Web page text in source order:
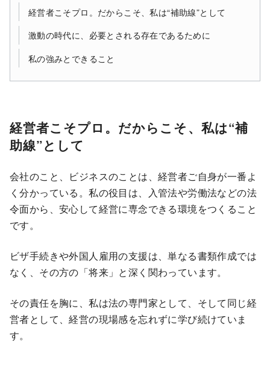
経営者こそプロ。だからこそ、私は“補助線”として
激動の時代に、必要とされる存在であるために
私の強みとできること
経営者こそプロ。だからこそ、私は“補
助線”として
会社のこと、ビジネスのことは、経営者ご自身が一番よ
く分かっている。私の役目は、入管法や労働法などの法
令面から、安心して経営に専念できる環境をつくること
です。
ビザ手続きや外国人雇用の支援は、単なる書類作成では
なく、その方の「将来」と深く関わっています。
その責任を胸に、私は法の専門家として、そして同じ経
営者として、経営の現場感を忘れずに学び続けていま
す。